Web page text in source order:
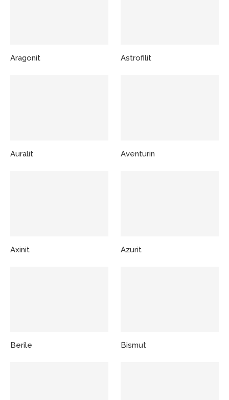
Aragonit Astrofilit
Auralit Aventurin
Axinit Azurit
Berile Bismut